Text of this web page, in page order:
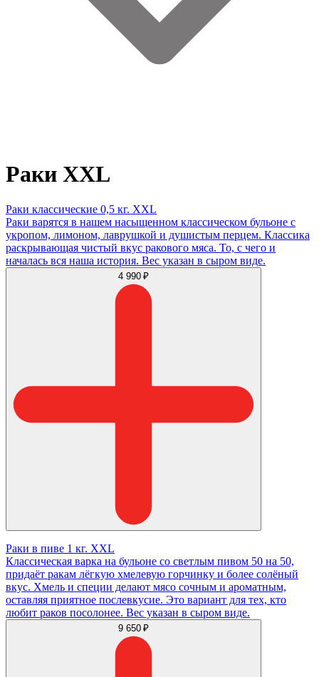
Раки XXL
Раки классические 0,5 кг. XXL
Раки варятся в нашем насыщенном классическом бульоне с
укропом, лимоном, лаврушкой и душистым перцем. Классика
раскрывающая чистый вкус ракового мяса. То, с чего и
началась вся наша история. Вес указан в сыром виде.
4 990 ₽
Раки в пиве 1 кг. XXL
Классическая варка на бульоне со светлым пивом 50 на 50,
придаёт ракам лёгкую хмелевую горчинку и более солёный
вкус. Хмель и специи делают мясо сочным и ароматным,
оставляя приятное послевкусие. Это вариант для тех, кто
любит раков посолонее. Вес указан в сыром виде.
9 650 ₽